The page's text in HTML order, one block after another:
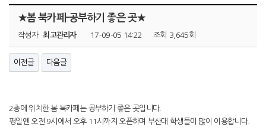
★봄 북카페-공부하기 좋은 곳★
작성자 최고관리자 17-09-05 14:22 조회 3,645회
이전글 다음글
2층에 위치한 봄 북카페는 공부하기 좋은 곳입니다.
평일엔 오전 9시에서 오후 11시까지 오픈하며 부산대 학생들이 많이 이용합니다.